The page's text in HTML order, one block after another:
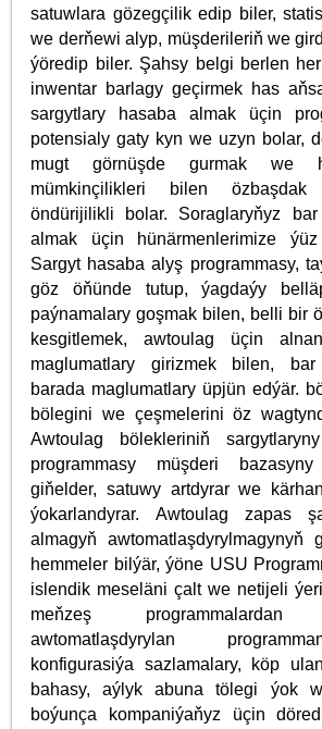
satuwlara gözegçilik edip biler,
we derňewi alyp, müşderileriň we
ýöredip biler. Şahsy belgi berlen
inwentar barlagy geçirmek has
sargytlary hasaba almak üçin
potensialy gaty kyn we uzyn bolar,
mugt görnüşde gurmak we
mümkinçilikleri bilen
öndürijilikli bolar. Soraglaryňyz
almak üçin hünärmenlerimize
Sargyt hasaba alyş programmasy,
göz öňünde tutup, ýagdaýy
paýnamalary goşmak bilen, belli bir
kesgitlemek, awtoulag üçin
maglumatlary girizmek bilen,
barada maglumatlary üpjün edýär.
bölegini we çeşmelerini öz
Awtoulag bölekleriniň
programmasy müşderi
giňelder, satuwy artdyrar we
ýokarlandyrar. Awtoulag zapas
almagyň awtomatlaşdyrylmagynyň
hemmeler bilýär, ýöne USU
islendik meseläni çalt we netijeli
meňzeş programmalardan
awtomatlaşdyrylan
konfigurasiýa sazlamalary, köp
bahasy, aýlyk abuna tölegi ýok
boýunça kompaniýaňyz üçin